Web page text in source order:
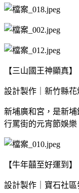
【三山國王神顯真】
設計製作｜新竹縣
新埔廣和宮，是新埔
行罵街的元宵節娛樂
【牛年囍至好運到】
設計製作｜寶石社區